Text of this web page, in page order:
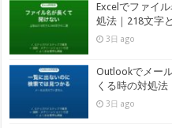
Excelでファイ
処法｜218文字
3日 ago
Outlookでメー
くる時の対処法
3日 ago